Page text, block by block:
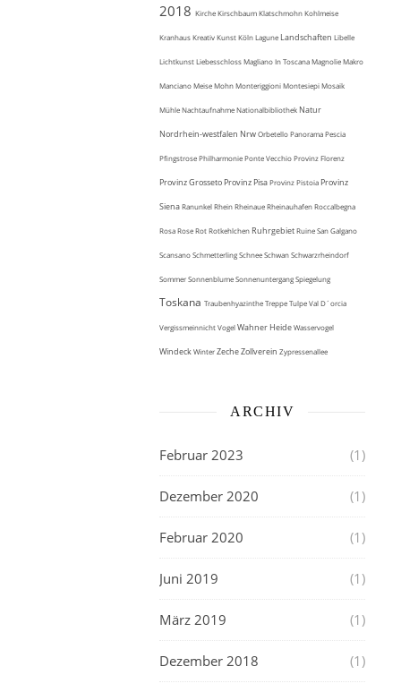
2018 KircheKirschbaumKlatschmohnKohlmeise
KranhausKreativKunstKölnLagune Landschaften Libelle
LichtkunstLiebesschlossMagliano In ToscanaMagnolieMakro
MancianoMeiseMohnMonteriggioniMontesiepiMosaik
MühleNachtaufnahmeNationalbibliothek Natur
Nordrhein-westfalen NrwOrbetelloPanoramaPescia
PfingstrosePhilharmoniePonte VecchioProvinz Florenz
Provinz Grosseto Provinz PisaProvinz Pistoia Provinz
SienaRanunkelRheinRheinaueRheinauhafenRoccalbegna
RosaRoseRotRotkehlchen RuhrgebietRuineSan Galgano
ScansanoSchmetterlingSchneeSchwanSchwarzrheindorf
SommerSonnenblumeSonnenuntergangSpiegelung
Toskana TraubenhyazintheTreppeTulpeVal D´orcia
VergissmeinnichtVogelWahner HeideWasservogel
WindeckWinterZeche Zollverein Zypressenallee
ARCHIV
Februar 2023 (1)
Dezember 2020 (1)
Februar 2020 (1)
Juni 2019 (1)
März 2019 (1)
Dezember 2018 (1)